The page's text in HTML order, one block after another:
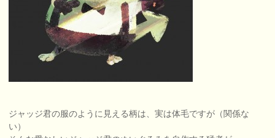
ジャッジ君の服のように見える柄は、実は体毛ですが（関係な
い）